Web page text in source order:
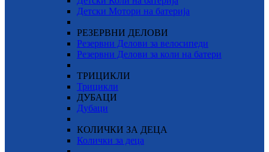
Детски Мотори на батерија
РЕЗЕРВНИ ДЕЛОВИ
Резервни Делови за велосипеди
Резервни Делови за коли на батери
ТРИЦИКЛИ
Трицикли
ДУБАЦИ
Дубаци
КОЛИЧКИ ЗА ДЕЦА
Колички за деца